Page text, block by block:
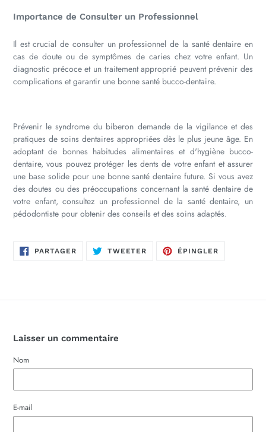
Importance de Consulter un Professionnel
Il est crucial de consulter un professionnel de la santé dentaire en
cas de doute ou de symptômes de caries chez votre enfant. Un
diagnostic précoce et un traitement approprié peuvent prévenir des
complications et garantir une bonne santé bucco-dentaire.
Prévenir le syndrome du biberon demande de la vigilance et des
pratiques de soins dentaires appropriées dès le plus jeune âge. En
adoptant de bonnes habitudes alimentaires et d'hygiène bucco-
dentaire, vous pouvez protéger les dents de votre enfant et assurer
une base solide pour une bonne santé dentaire future. Si vous avez
des doutes ou des préoccupations concernant la santé dentaire de
votre enfant, consultez un professionnel de la santé dentaire, un
pédodontiste pour obtenir des conseils et des soins adaptés.
PARTAGERPARTAGERTWEETER TWEETERÉPINGLER
Laisser un commentaire
Nom
E-mail